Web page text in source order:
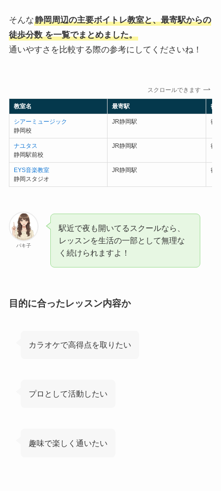
そんな静岡周辺の主要ボイトレ教室と、最寄駅からの
徒歩分数 を一覧でまとめました。
通いやすさを比較する際の参考にしてくださいね！
スクロールできます
教室名 最寄駅 徒
シアーミュージック
静岡校
JR静岡駅 徒
ナユタス
静岡駅前校
JR静岡駅 徒
EYS音楽教室
静岡スタジオ
JR静岡駅 徒
パキ子
駅近で夜も開いてるスクールなら、
レッスンを生活の一部として無理な
く続けられますよ！
目的に合ったレッスン内容か
カラオケで高得点を取りたい
プロとして活動したい
趣味で楽しく通いたい